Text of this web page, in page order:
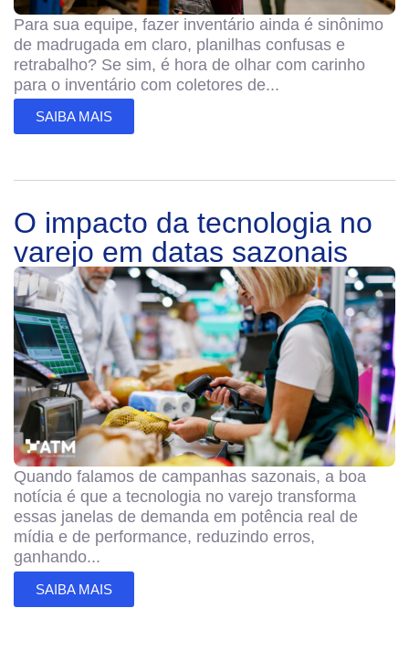
Para sua equipe, fazer inventário ainda é sinônimo
de madrugada em claro, planilhas confusas e
retrabalho? Se sim, é hora de olhar com carinho
para o inventário com coletores de...
SAIBA MAIS
O impacto da tecnologia no
varejo em datas sazonais
Quando falamos de campanhas sazonais, a boa
notícia é que a tecnologia no varejo transforma
essas janelas de demanda em potência real de
mídia e de performance, reduzindo erros,
ganhando...
SAIBA MAIS